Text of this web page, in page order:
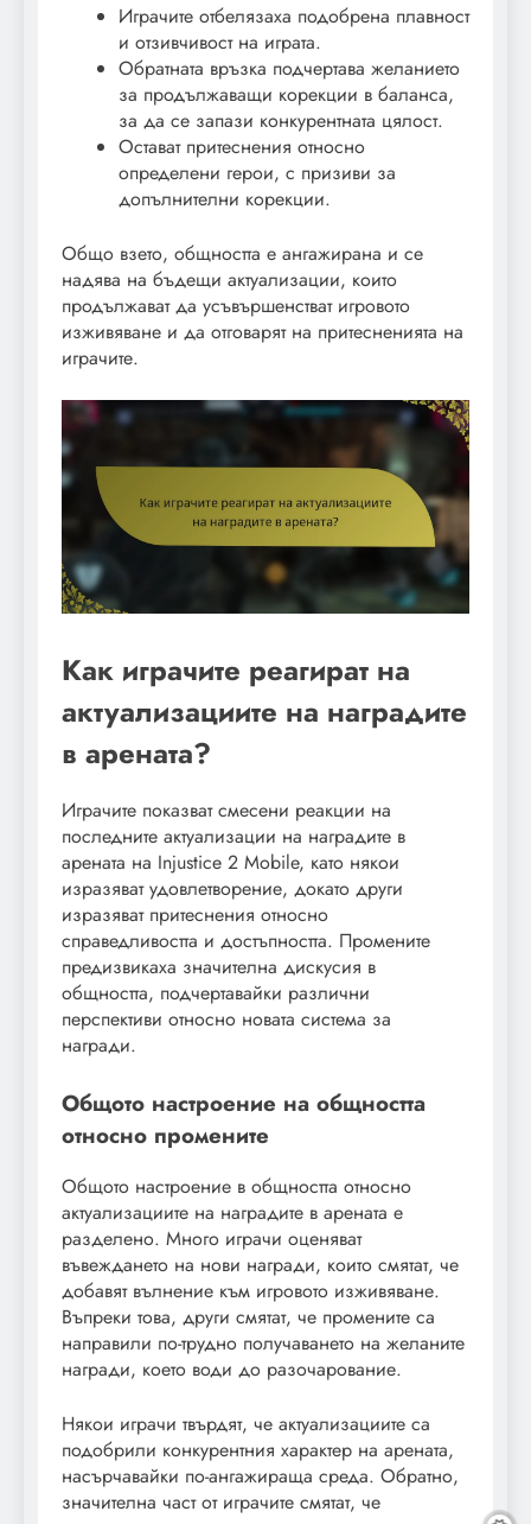
Играчите отбелязаха подобрена плавност
и отзивчивост на играта.
Обратната връзка подчертава желанието
за продължаващи корекции в баланса,
за да се запази конкурентната цялост.
Остават притеснения относно
определени герои, с призиви за
допълнителни корекции.
Общо взето, общността е ангажирана и се
надява на бъдещи актуализации, които
продължават да усъвършенстват игровото
изживяване и да отговарят на притесненията на
играчите.
Как играчите реагират на
актуализациите на наградите
в арената?
Играчите показват смесени реакции на
последните актуализации на наградите в
арената на Injustice 2 Mobile, като някои
изразяват удовлетворение, докато други
изразяват притеснения относно
справедливостта и достъпността. Промените
предизвикаха значителна дискусия в
общността, подчертавайки различни
перспективи относно новата система за
награди.
Общото настроение на общността
относно промените
Общото настроение в общността относно
актуализациите на наградите в арената е
разделено. Много играчи оценяват
въвеждането на нови награди, които смятат, че
добавят вълнение към игровото изживяване.
Въпреки това, други смятат, че промените са
направили по-трудно получаването на желаните
награди, което води до разочарование.
Някои играчи твърдят, че актуализациите са
подобрили конкурентния характер на арената,
насърчавайки по-ангажираща среда. Обратно,
значителна част от играчите смятат, че